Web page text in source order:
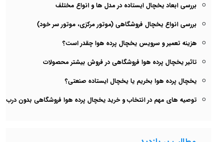
بررسی ابعاد یخچال ایستاده در مدل ها و انواع مختلف
بررسی انواع یخچال فروشگاهی (موتور مرکزی، موتور سر خود)
هزینه تعمیر و سرویس یخچال پرده هوا چقدر است؟
تاثیر یخچال پرده هوا فروشگاهی در فروش بیشتر محصولات
یخچال پرده هوا بخریم یا یخچال ایستاده صنعتی؟
توصیه های مهم در انتخاب و خرید یخچال پرده هوا فروشگاهی بدون درب